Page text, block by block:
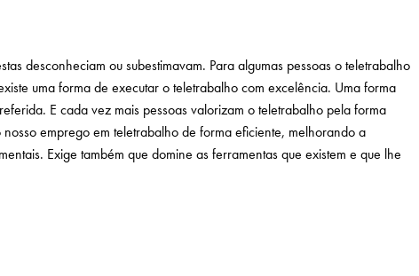
desconheciam ou subestimavam. Para algumas pessoas o teletrabalho
uma forma de executar o teletrabalho com excelência. Uma forma
E cada vez mais pessoas valorizam o teletrabalho pela forma
emprego em teletrabalho de forma eficiente, melhorando a
Exige também que domine as ferramentas que existem e que lhe